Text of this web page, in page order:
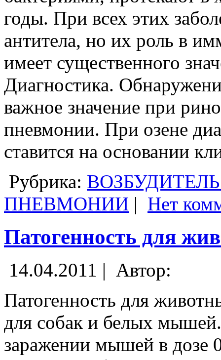
годы. При всех этих
антитела, но их роль в
имеет существенного
Диагностика.
важное значение при
пневмонии. При озене
ставится на основании
Рубрика:
ПНЕВМОНИИ | Нет
Патогенность для
14.04.2011 | Автор:
Патогенность для
для собак и белых
заражении мышей в дозе